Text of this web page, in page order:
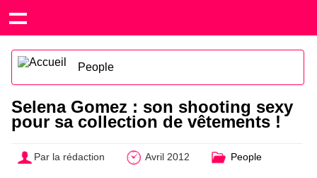
People
Selena Gomez : son shooting sexy
pour sa collection de vêtements !
Par la rédaction Avril 2012 People